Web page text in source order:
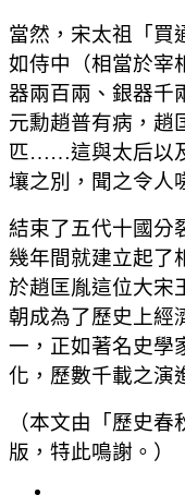
當然，宋太祖「買
如侍中（相當於宰
器兩百兩、銀器千
元勳趙普有病，趙
匹……這與太后以
壤之別，聞之令人
結束了五代十國分
幾年間就建立起了
於趙匡胤這位大宋
朝成為了歷史上經
一，正如著名史學
化，歷數千載之演
（本文由「歷史
版，特此鳴謝。）